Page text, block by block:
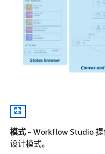
模式 - Workflow Studio 提
设计模式。